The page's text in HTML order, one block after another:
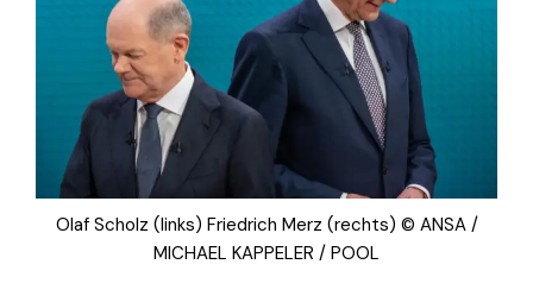
Olaf Scholz (links) Friedrich Merz (rechts) © ANSA /
MICHAEL KAPPELER / POOL